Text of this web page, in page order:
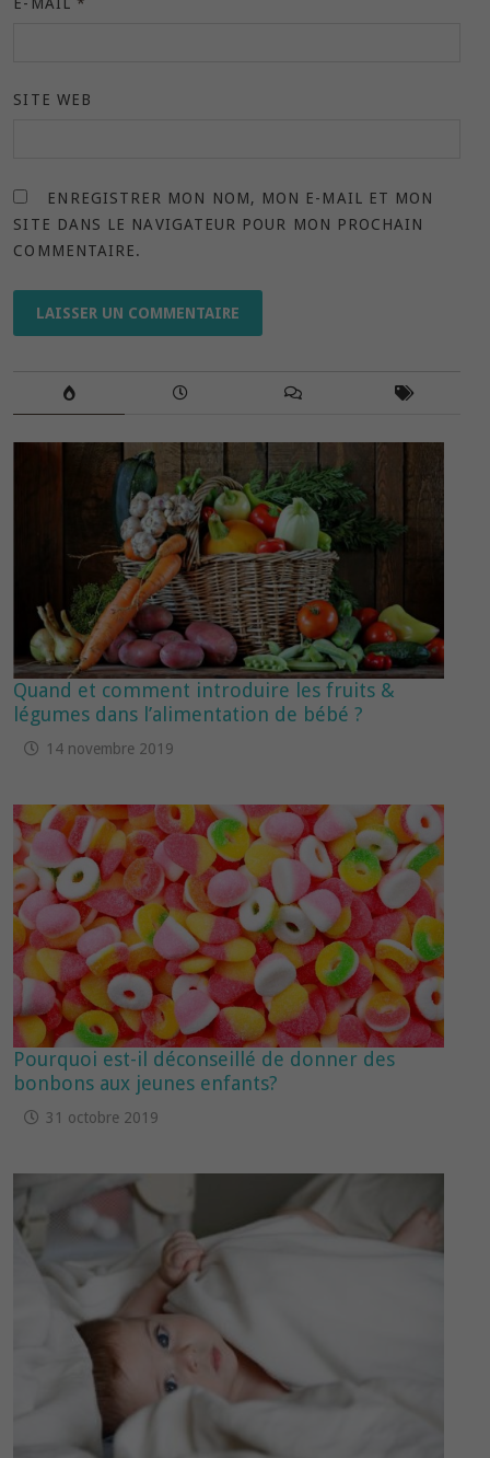
SITE WEB
ENREGISTRER MON NOM, MON E-MAIL ET MON
SITE DANS LE NAVIGATEUR POUR MON PROCHAIN
COMMENTAIRE.
Quand et comment introduire les fruits &
légumes dans l’alimentation de bébé ?
14 novembre 2019
Pourquoi est-il déconseillé de donner des
bonbons aux jeunes enfants?
31 octobre 2019